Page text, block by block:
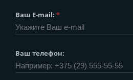
Ваш E-mail: *
Ваш телефон: